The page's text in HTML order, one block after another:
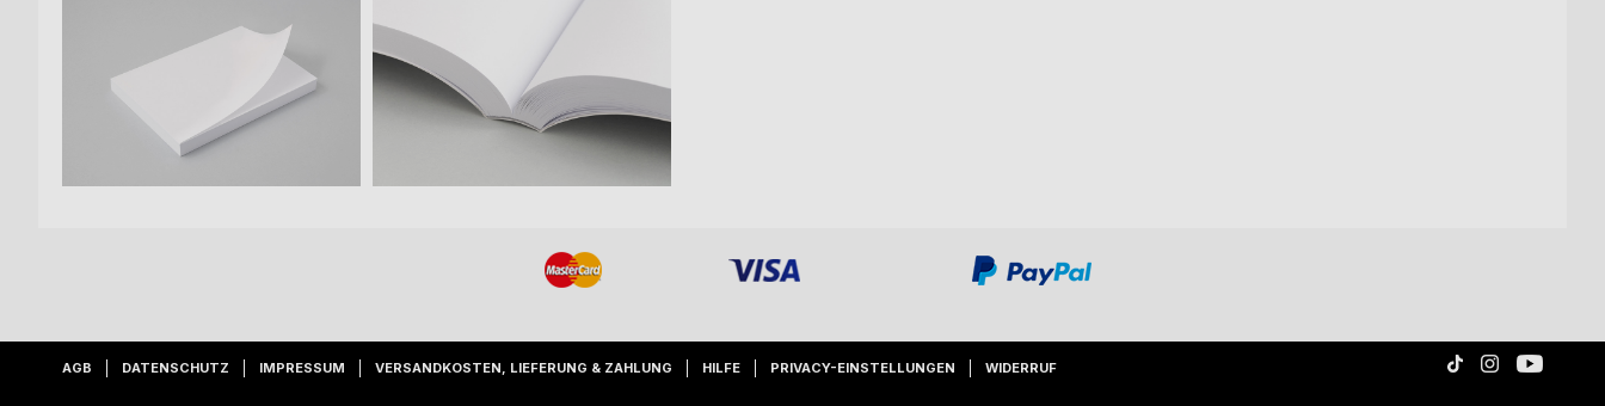
AGB DATENSCHUTZ IMPRESSUM VERSANDKOSTEN, LIEFERUNG & ZAHLUNG HILFE PRIVACY-EINSTELLUNGEN WIDERRUF